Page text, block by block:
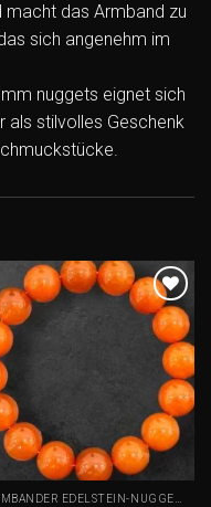
macht das Armband zu
sich angenehm im
nuggets eignet sich
als stilvolles Geschenk
Add to
wishlist